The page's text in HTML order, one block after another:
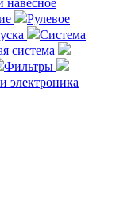
навесное
Рулевое
Система
система
Фильтры
электроника